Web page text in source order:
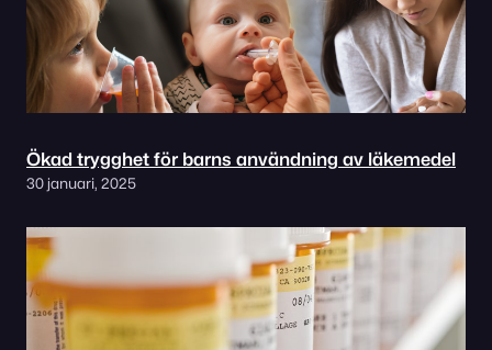
Ökad trygghet för barns användning av läkemedel
30 januari, 2025